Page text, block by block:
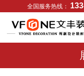
全国服务热线：